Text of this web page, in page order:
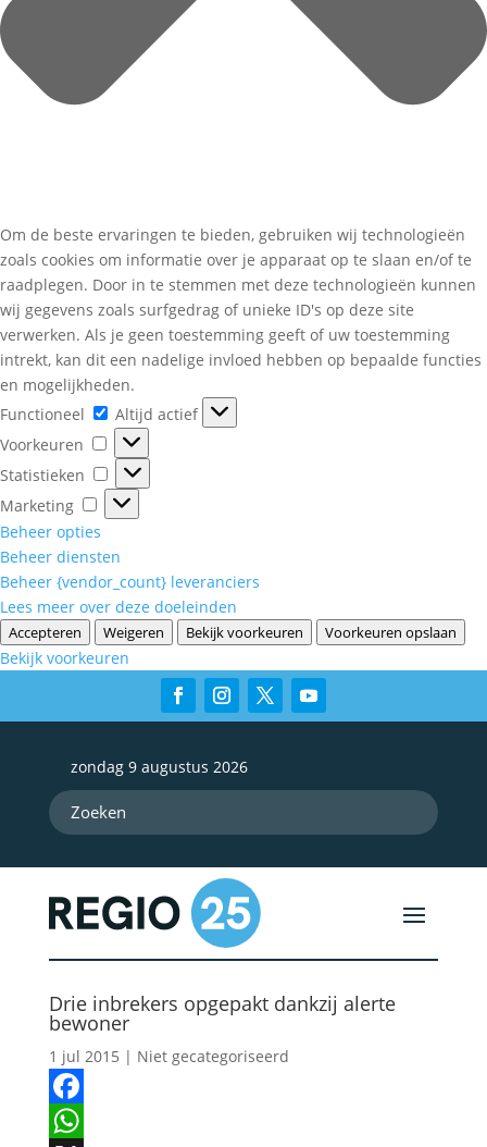
Om de beste ervaringen te bieden, gebruiken wij technologieën
zoals cookies om informatie over je apparaat op te slaan en/of te
raadplegen. Door in te stemmen met deze technologieën kunnen
wij gegevens zoals surfgedrag of unieke ID's op deze site
verwerken. Als je geen toestemming geeft of uw toestemming
intrekt, kan dit een nadelige invloed hebben op bepaalde functies
en mogelijkheden.
Functioneel
Functioneel
Altijd actief
Voorkeuren
Voorkeuren
Statistieken
Statistieken
Marketing
Marketing
Beheer opties
Beheer diensten
Beheer {vendor_count} leveranciers
Lees meer over deze doeleinden
Accepteren Weigeren Bekijk voorkeuren Voorkeuren opslaan
Bekijk voorkeuren
zondag 9 augustus 2026
Drie inbrekers opgepakt dankzij alerte
bewoner
1 jul 2015 | Niet gecategoriseerd
Facebook